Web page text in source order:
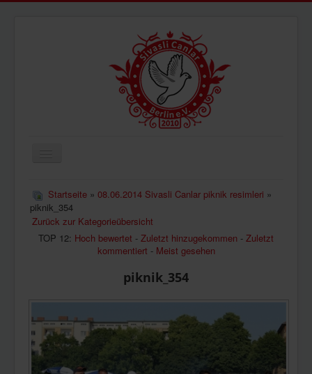
ÜBERUNS
AKTUELLES
BILDER
KONTAKT
Startseite » 08.06.2014 Sivasli Canlar piknik resimleri »
piknik_354
Zurück zur Kategorieübersicht
TOP 12: Hoch bewertet - Zuletzt hinzugekommen - Zuletzt
kommentiert - Meist gesehen
piknik_354